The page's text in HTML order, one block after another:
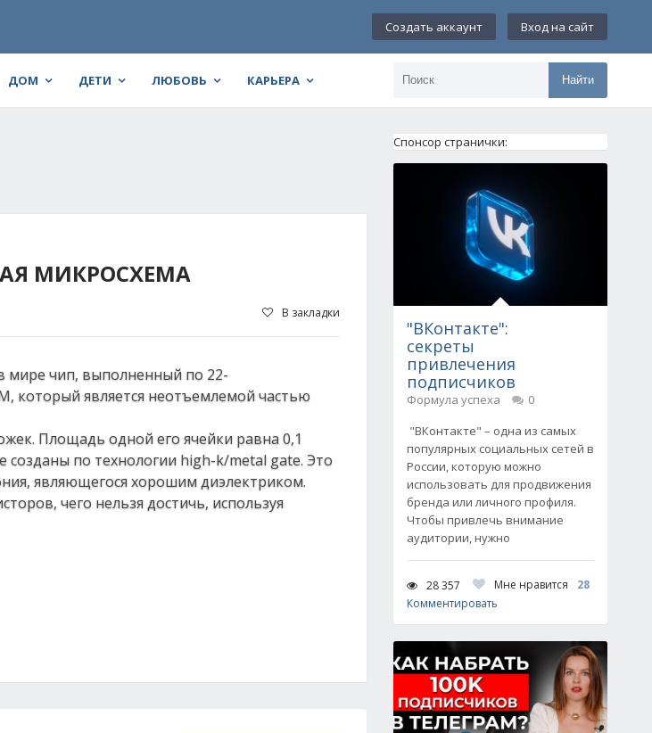
Создать аккаунт Вход на сайт
ДОМ ДЕТИ ЛЮБОВЬ КАРЬЕРА Найти
МИКРОСХЕМА
В закладки
мире чип, выполненный по 22-
который является неотъемлемой частью
Площадь одной его ячейки равна 0,1
созданы по технологии high-k/metal gate. Это
являющегося хорошим диэлектриком.
чего нельзя достичь, используя
Спонсор странички:
"ВКонтакте":
секреты
привлечения
подписчиков
Формула успеха
0
"ВКонтакте" – одна из самых
популярных социальных сетей в
России, которую можно
использовать для продвижения
бренда или личного профиля.
Чтобы привлечь внимание
аудитории, нужно
28 357 Мне нравится
28
Комментировать